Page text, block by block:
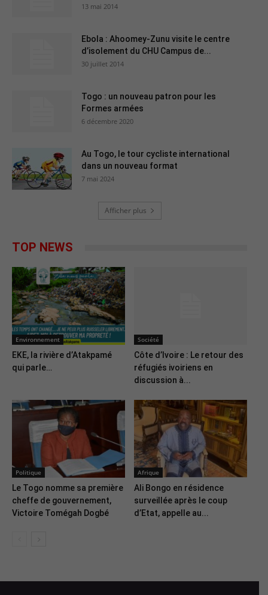
13 mai 2014
Ebola : Ahoomey-Zunu visite le centre
d’isolement du CHU Campus de...
30 juillet 2014
Togo : un nouveau patron pour les
Formes armées
6 décembre 2020
Au Togo, le tour cycliste international
dans un nouveau format
7 mai 2024
Afficher plus
TOP NEWS
Environnement
EKE, la rivière d’Atakpamé
qui parle…
Société
Côte d’Ivoire : Le retour des
réfugiés ivoiriens en
discussion à...
Politique
Le Togo nomme sa première
cheffe de gouvernement,
Victoire Tomégah Dogbé
Afrique
Ali Bongo en résidence
surveillée après le coup
d’Etat, appelle au...